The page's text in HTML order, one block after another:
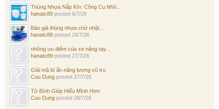
Thùng Nhựa Nắp Kín: Công Cụ Nhỏ...
hanatc89 posted 6/7/26
Báo giá thùng nhựa chữ nhật...
hanatc89 posted 25/7/26
những ưu điểm của xe nâng tay...
hanatc89 posted 27/7/26
Giải mã bí ẩn năng lượng vũ trụ
Cuu Dung posted 27/7/26
Tử Bình Giúp Hiểu Mình Hơn
Cuu Dung posted 28/7/26